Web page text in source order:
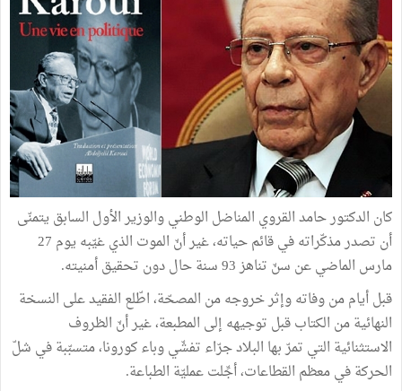
كان الدكتور حامد القروي المناضل الوطني والوزير الأول السابق يتمنّى
أن تصدر مذكّراته في قائم حياته، غير أنّ الموت الذي غيّبه يوم 27
مارس الماضي عن سنّ تناهز 93 سنة حال دون تحقيق أمنيته.
قبل أيام من وفاته وإثر خروجه من المصحّة، اطّلع الفقيد على النسخة
النهائية من الكتاب قبل توجيهه إلى المطبعة، غير أنّ الظروف
الاستثنائية التي تمرّ بها البلاد جرّاء تفشّي وباء كورونا، متسبّبة في شلّ
الحركة في معظم القطاعات، أجِّلت عمليّة الطباعة.